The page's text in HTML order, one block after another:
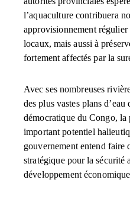
l’aquaculture contribuera
approvisionnement régulier
locaux, mais aussi à
fortement affectés par la
Avec ses nombreuses
des plus vastes plans
démocratique du Congo, la
important potentiel
gouvernement entend faire
stratégique pour la sécurité
développement